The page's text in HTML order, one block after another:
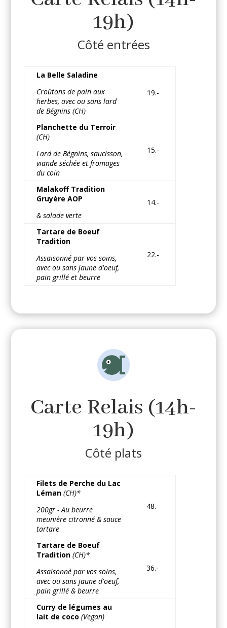
19h)
Côté entrées
La Belle Saladine
Croûtons de pain aux
herbes, avec ou sans lard
de Bégnins (CH)
19.-
Planchette du Terroir
(CH)
Lard de Bégnins, saucisson,
viande séchée et fromages
du coin
15.-
Malakoff Tradition
Gruyère AOP
& salade verte
14.-
Tartare de Boeuf
Tradition
Assaisonné par vos soins,
avec ou sans jaune d'oeuf,
pain grillé et beurre
22.-
Carte Relais (14h-
19h)
Côté plats
Filets de Perche du Lac
Léman(CH)*
200gr - Au beurre
meunière citronné & sauce
tartare
48.-
Tartare de Boeuf
Tradition(CH)*
Assaisonné par vos soins,
avec ou sans jaune d'oeuf,
pain grillé & beurre
36.-
Curry de légumes au
lait de coco(Vegan)